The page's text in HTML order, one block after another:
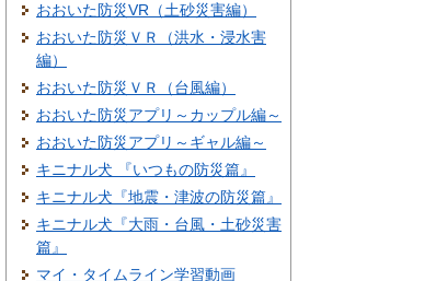
おおいた防災VR（土砂災害編）
おおいた防災ＶＲ（洪水・浸水害
編）
おおいた防災ＶＲ（台風編）
おおいた防災アプリ～カップル編～
おおいた防災アプリ～ギャル編～
キニナル犬 『いつもの防災篇』
キニナル犬『地震・津波の防災篇』
キニナル犬『大雨・台風・土砂災害
篇』
マイ・タイムライン学習動画